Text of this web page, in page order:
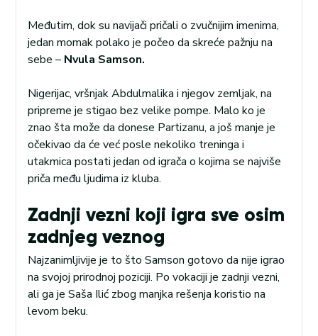
Međutim, dok su navijači pričali o zvučnijim imenima,
jedan momak polako je počeo da skreće pažnju na
sebe – Nvula Samson.
Nigerijac, vršnjak Abdulmalika i njegov zemljak, na
pripreme je stigao bez velike pompe. Malo ko je
znao šta može da donese Partizanu, a još manje je
očekivao da će već posle nekoliko treninga i
utakmica postati jedan od igrača o kojima se najviše
priča među ljudima iz kluba.
Zadnji vezni koji igra sve osim
zadnjeg veznog
Najzanimljivije je to što Samson gotovo da nije igrao
na svojoj prirodnoj poziciji. Po vokaciji je zadnji vezni,
ali ga je Saša Ilić zbog manjka rešenja koristio na
levom beku.